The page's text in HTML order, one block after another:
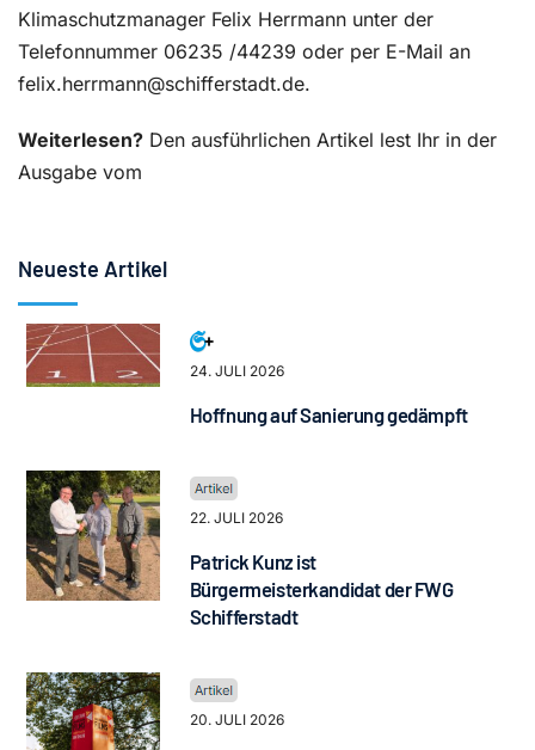
Klimaschutzmanager Felix Herrmann unter der
Telefonnummer 06235 /44239 oder per E-Mail an
felix.herrmann@schifferstadt.de.
Weiterlesen? Den ausführlichen Artikel lest Ihr in der
Ausgabe vom
Neueste Artikel
24. JULI 2026
Hoffnung auf Sanierung gedämpft
22. JULI 2026
Patrick Kunz ist
Bürgermeisterkandidat der FWG
Schifferstadt
20. JULI 2026